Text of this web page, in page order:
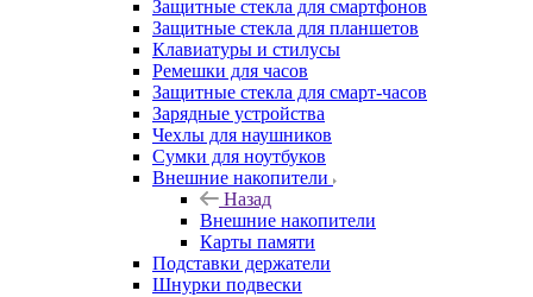
Защитные стекла для смартфонов
Защитные стекла для планшетов
Клавиатуры и стилусы
Ремешки для часов
Защитные стекла для смарт-часов
Зарядные устройства
Чехлы для наушников
Сумки для ноутбуков
Внешние накопители
Назад
Внешние накопители
Карты памяти
Подставки держатели
Шнурки подвески